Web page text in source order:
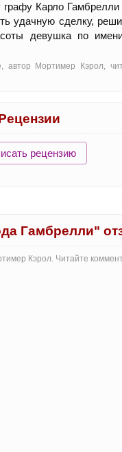
графу Карло
удачную сделку,
девушка по
Мортимер Кэрол,
рецензию
Гамбрелли"
Кэрол. Читайте